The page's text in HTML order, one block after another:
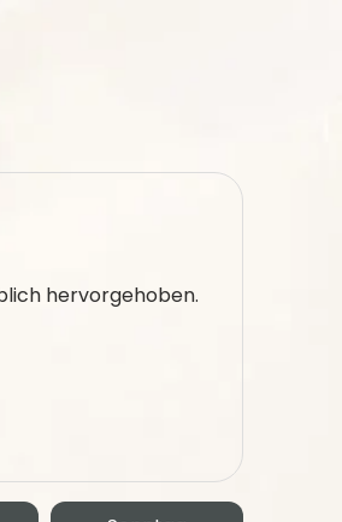
hervorgehoben.